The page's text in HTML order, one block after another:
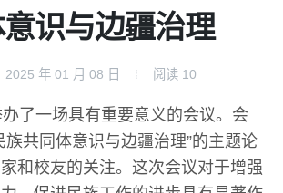
意识与边疆治理
2025 年 01 月 08 日 阅读 10
了一场具有重要意义的会议。会
族共同体意识与边疆治理”的主题论
和校友的关注。这次会议对于增强